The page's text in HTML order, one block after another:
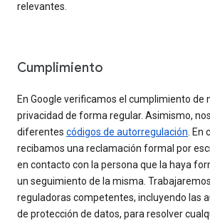
relevantes.
Cumplimiento
En Google verificamos el cumplimiento de
privacidad de forma regular. Asimismo,
diferentes códigos de autorregulación. En
recibamos una reclamación formal por
en contacto con la persona que la haya
un seguimiento de la misma.
reguladoras competentes, incluyendo las
de protección de datos, para resolver